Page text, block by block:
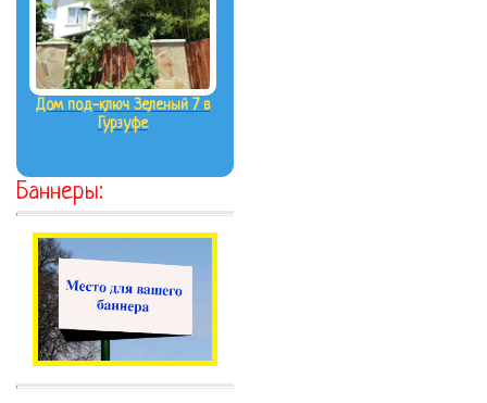
Дом под-ключ Зеленый 7 в
Гурзуфе
Баннеры: